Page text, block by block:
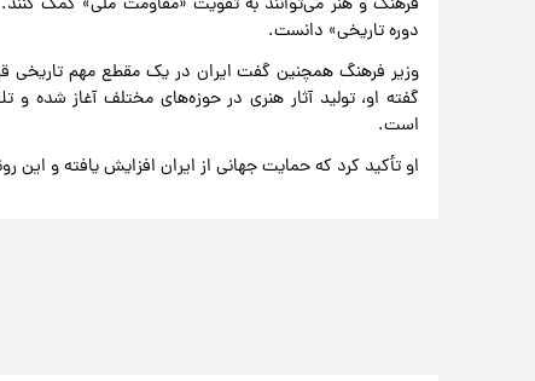
دوره تاریخی» دانست.
وزیر فرهنگ همچنین گفت ایران در یک مقطع مهم تاریخی
گفته او، تولید آثار هنری در حوزه‌های مختلف آغاز شده
است.
او تأکید کرد که حمایت جهانی از ایران افزایش یافته و این